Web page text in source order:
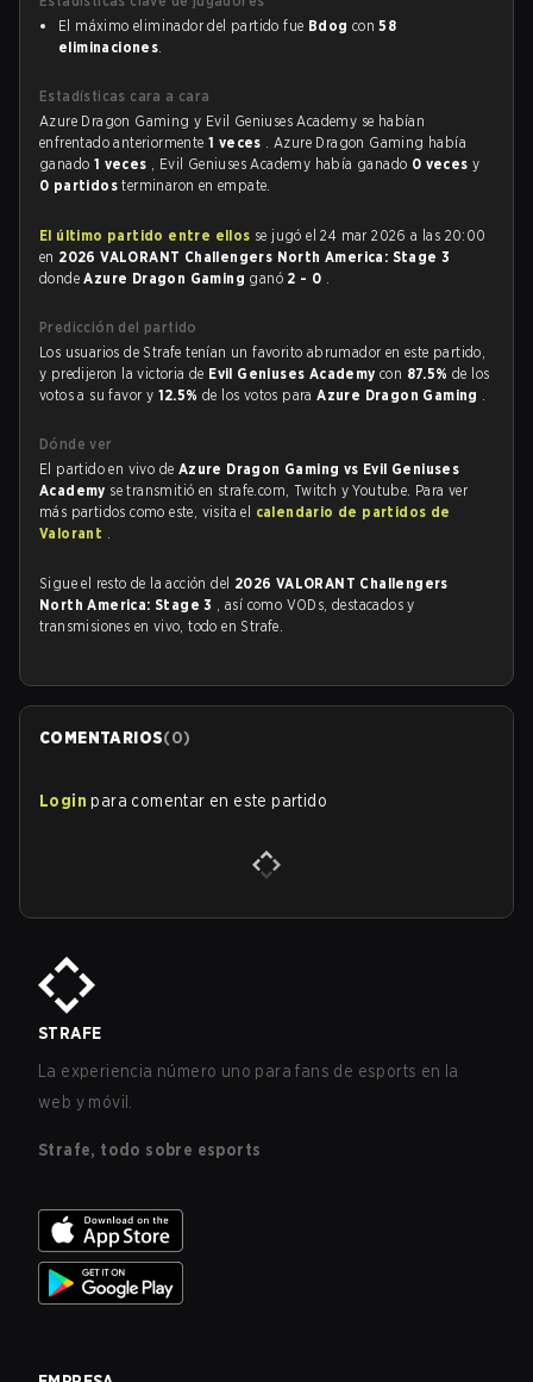
El máximo eliminador del partido fue Bdog con58
eliminaciones.
Estadísticas cara a cara
Azure Dragon Gaming y Evil Geniuses Academy se habían
enfrentado anteriormente 1 veces . Azure Dragon Gaming había
ganado 1 veces , Evil Geniuses Academy había ganado 0 vecesy
0 partidosterminaron en empate.
El último partido entre ellos se jugó el 24 mar 2026 a las 20:00
en 2026 VALORANT Challengers North America: Stage 3
dondeAzure Dragon Gaming ganó 2 - 0 .
Predicción del partido
Los usuarios de Strafe tenían un favorito abrumador en este partido,
y predijeron la victoria de Evil Geniuses Academycon 87.5%de los
votos a su favor y 12.5%de los votos paraAzure Dragon Gaming .
Dónde ver
El partido en vivo de Azure Dragon Gaming vs Evil Geniuses
Academy se transmitió en strafe.com, Twitch y Youtube. Para ver
más partidos como este, visita el calendario de partidos de
Valorant .
Sigue el resto de la acción del 2026 VALORANT Challengers
North America: Stage 3 , así como VODs, destacados y
transmisiones en vivo, todo en Strafe.
COMENTARIOS(0)
Login para comentar en este partido
STRAFE
La experiencia número uno para fans de esports en la
web y móvil.
Strafe, todo sobre esports